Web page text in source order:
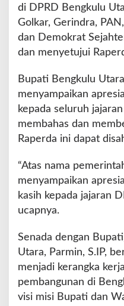
di DPRD Bengkulu
Golkar, Gerindra,
dan Demokrat
dan menyetujui
Bupati Bengkulu
menyampaikan
kepada seluruh
membahas dan
Raperda ini dapat
“Atas nama
menyampaikan
kasih kepada jajaran
ucapnya.
Senada dengan
Utara, Parmin, S.IP,
menjadi kerangka
pembangunan di
visi misi Bupati dan